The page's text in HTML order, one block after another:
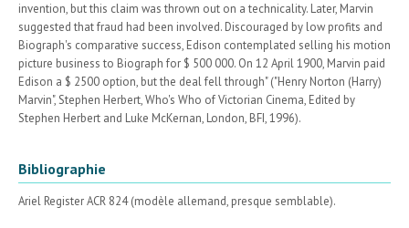
invention, but this claim was thrown out on a technicality. Later, Marvin
suggested that fraud had been involved. Discouraged by low profits and
Biograph's comparative success, Edison contemplated selling his motion
picture business to Biograph for $ 500 000. On 12 April 1900, Marvin paid
Edison a $ 2500 option, but the deal fell through" ("Henry Norton (Harry)
Marvin", Stephen Herbert, Who's Who of Victorian Cinema, Edited by
Stephen Herbert and Luke McKernan, London, BFI, 1996).
Bibliographie
Ariel Register ACR 824 (modèle allemand, presque semblable).